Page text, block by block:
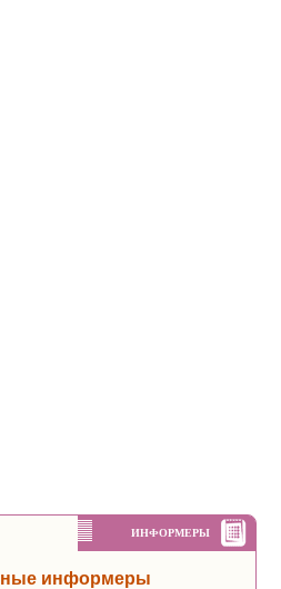
ИНФОРМЕРЫ
информеры